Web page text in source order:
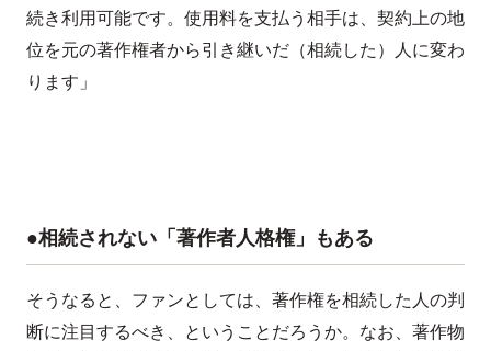
続き利用可能です。使用料を支払う相手は、契約上の地
位を元の著作権者から引き継いだ（相続した）人に変わ
ります」
●相続されない「著作者人格権」もある
そうなると、ファンとしては、著作権を相続した人の判
断に注目するべき、ということだろうか。なお、著作物